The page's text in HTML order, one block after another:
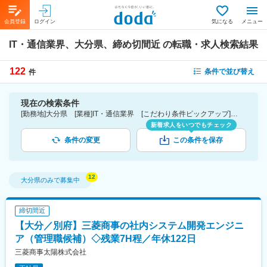
会員登録 ログイン 気になる メニュー
IT・通信業界、大分県、締め切間近 の転職・求人検索結果
122 件 条件で並び替え
現在の検索条件
[勤務地]大分県 [業種]IT・通信業界 [こだわり条件ピックアップ]締切間近
条件の変更
新着求人をいつでもチェック
この条件を保存
大分県のみで募集中
締切間近
【大分／別府】三菱商事の社内システム開発エンジニ
ア（管理職候補）◇残業7H程／年休122日
三菱商事太陽株式会社